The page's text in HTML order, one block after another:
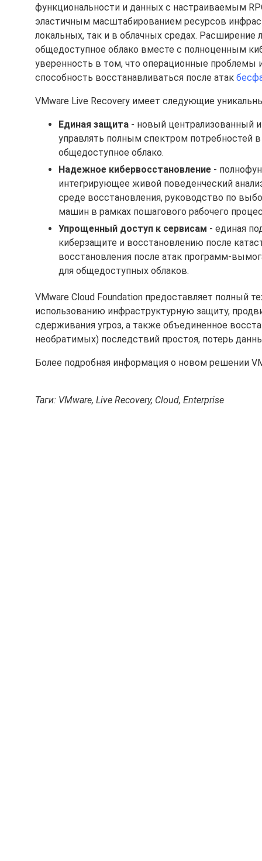
функциональности и данных с настраиваемым
эластичным масштабированием ресурсов
локальных, так и в облачных средах. Расширение
общедоступное облако вместе с полноценным
уверенность в том, что операционные проблемы
способность восстанавливаться после атак
VMware Live Recovery имеет следующие
Единая защита - новый централизованный
управлять полным спектром потребностей
общедоступное облако.
Надежное кибервосстановление -
интегрирующее живой поведенческий
среде восстановления, руководство по
машин в рамках пошагового рабочего
Упрощенный доступ к сервисам - единая
киберзащите и восстановлению после
восстановления после атак программ-
для общедоступных облаков.
VMware Cloud Foundation предоставляет полный
использованию инфраструктурную защиту,
сдерживания угроз, а также объединенное
необратимых) последствий простоя, потерь
Более подробная информация о новом решении
Таги: VMware, Live Recovery, Cloud, Enterprise